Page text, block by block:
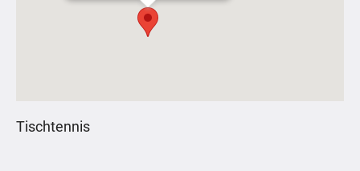
Tischtennis